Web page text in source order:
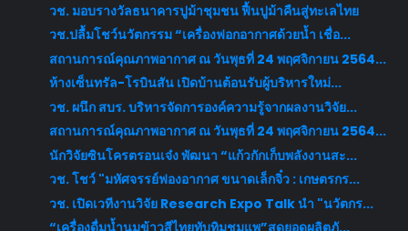
วช. มอบรางวัลธนาคารปูม้าชุมชน ฟื้นปูม้าคืนสู่ทะเลไทย
วช.ปลื้มโชว์นวัตกรรม “เครื่องฟอกอากาศด้วยน้ำ เชื่อ...
สถานการณ์คุณภาพอากาศ ณ วันพุธที่ 24 พฤศจิกายน 2564...
ห้างเซ็นทรัล-โรบินสัน เปิดบ้านต้อนรับผู้บริหารใหม่...
วช. ผนึก สบร. บริหารจัดการองค์ความรู้จากผลงานวิจัย...
สถานการณ์คุณภาพอากาศ ณ วันพุธที่ 24 พฤศจิกายน 2564...
นักวิจัยซินโครตรอนเจ๋ง พัฒนา “แก้วกักเก็บพลังงานสะ...
วช. โชว์ "มหัศจรรย์ฟองอากาศ ขนาดเล็กจิ๋ว : เกษตรกร...
วช. เปิดเวทีงานวิจัย Research Expo Talk นำ "นวัตกร...